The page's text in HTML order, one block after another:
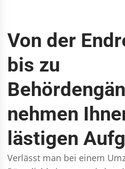
Von der
bis zu
nehmen
lästigen
Verlässt man bei einem